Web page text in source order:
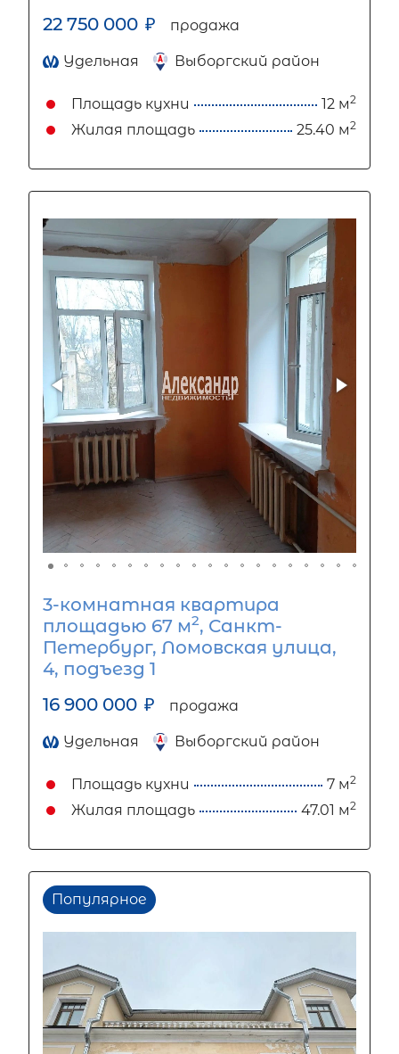
22 750 000 ₽ продажа
Удельная Выборгский район
Площадь кухни 12 м2
Жилая площадь 25.40 м2
3-комнатная квартира
площадью 67 м2, Санкт-
Петербург, Ломовская улица,
4, подъезд 1
16 900 000 ₽ продажа
Удельная Выборгский район
Площадь кухни 7 м2
Жилая площадь 47.01 м2
Популярное